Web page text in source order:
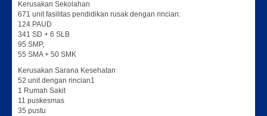
Kerusakan Sekolahan
671 unit fasilitas pendidikan rusak dengan rincian:
124 PAUD
341 SD + 6 SLB
95 SMP,
55 SMA + 50 SMK
Kerusakan Sarana Kesehatan
52 unit dengan rincian1
1 Rumah Sakit
11 puskesmas
35 pustu